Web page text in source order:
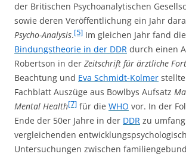
der Britischen Psychoanalytischen
sowie deren Veröffentlichung ein Jahr
Psycho-Analysis.[5] Im gleichen Jahr fand
Bindungstheorie in der DDR durch einen
Robertson in der Zeitschrift für ärztliche
Beachtung und Eva Schmidt-Kolmer
Fachblatt Auszüge aus Bowlbys Aufsatz
Mental Health[7] für die WHO vor. In der
Ende der 50er Jahre in der DDR zu
vergleichenden
Untersuchungen zwischen